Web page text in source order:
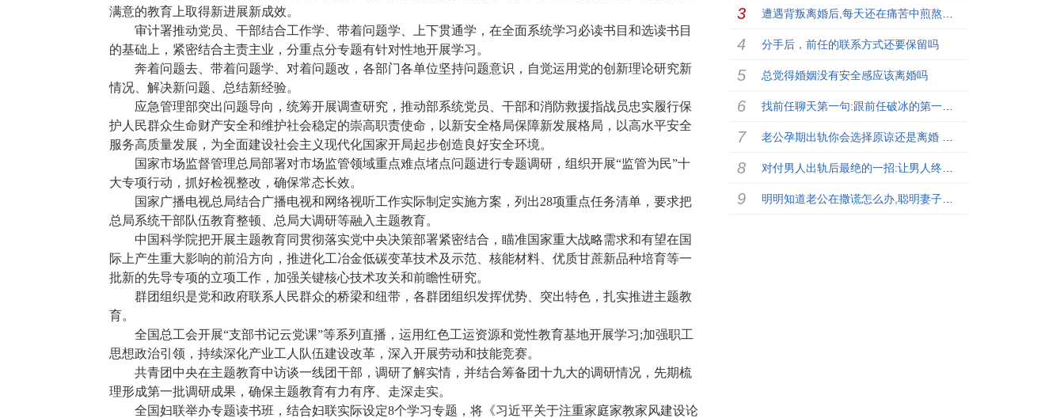
满意的教育上取得新进展新成效。
审计署推动党员、干部结合工作学、带着问题学、上下贯通学，在全面系统学习必读书目和选读书目
的基础上，紧密结合主责主业，分重点分专题有针对性地开展学习。
奔着问题去、带着问题学、对着问题改，各部门各单位坚持问题意识，自觉运用党的创新理论研究新
情况、解决新问题、总结新经验。
应急管理部突出问题导向，统筹开展调查研究，推动部系统党员、干部和消防救援指战员忠实履行保
护人民群众生命财产安全和维护社会稳定的崇高职责使命，以新安全格局保障新发展格局，以高水平安全
服务高质量发展，为全面建设社会主义现代化国家开局起步创造良好安全环境。
国家市场监督管理总局部署对市场监管领域重点难点堵点问题进行专题调研，组织开展“监管为民”十
大专项行动，抓好检视整改，确保常态长效。
国家广播电视总局结合广播电视和网络视听工作实际制定实施方案，列出28项重点任务清单，要求把
总局系统干部队伍教育整顿、总局大调研等融入主题教育。
中国科学院把开展主题教育同贯彻落实党中央决策部署紧密结合，瞄准国家重大战略需求和有望在国
际上产生重大影响的前沿方向，推进化工冶金低碳变革技术及示范、核能材料、优质甘蔗新品种培育等一
批新的先导专项的立项工作，加强关键核心技术攻关和前瞻性研究。
群团组织是党和政府联系人民群众的桥梁和纽带，各群团组织发挥优势、突出特色，扎实推进主题教
育。
全国总工会开展“支部书记云党课”等系列直播，运用红色工运资源和党性教育基地开展学习;加强职工
思想政治引领，持续深化产业工人队伍建设改革，深入开展劳动和技能竞赛。
共青团中央在主题教育中访谈一线团干部，调研了解实情，并结合筹备团十九大的调研情况，先期梳
理形成第一批调研成果，确保主题教育有力有序、走深走实。
全国妇联举办专题读书班，结合妇联实际设定8个学习专题，将《习近平关于注重家庭家教家风建设论
分手后，前任的联系方式还要保留吗
总觉得婚姻没有安全感应该离婚吗